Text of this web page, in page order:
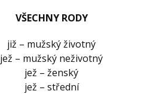
VŠECHNY RODY
již – mužský životný
jež – mužský neživotný
jež – ženský
jež – střední